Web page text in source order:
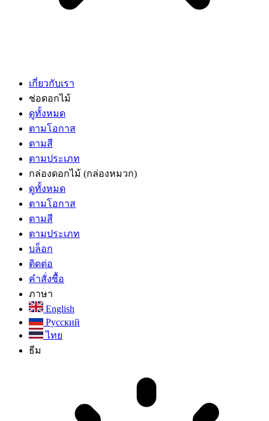
เกี่ยวกับเรา
ช่อดอกไม้
ดูทั้งหมด
ตามโอกาส
ตามสี
ตามประเภท
กล่องดอกไม้ (กล่องหมวก)
ดูทั้งหมด
ตามโอกาส
ตามสี
ตามประเภท
บล็อก
ติดต่อ
คำสั่งซื้อ
ภาษา
English
Русский
ไทย
ธีม